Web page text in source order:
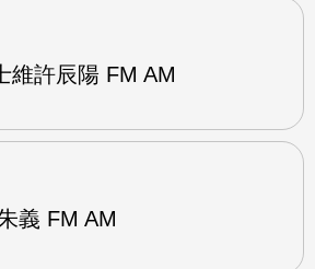
維許辰陽 FM AM
義 FM AM